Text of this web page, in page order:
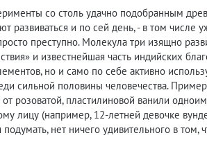
со столь удачно подобранным
развиваться и по сей день, - в том числе
преступно. Молекула три изящно
и известнейшая часть индийских
но и само по себе активно
сильной половины человечества.
розоватой, пластилиновой ванили
лицу (например, 12-летней девочке
нет ничего удивительного в том,